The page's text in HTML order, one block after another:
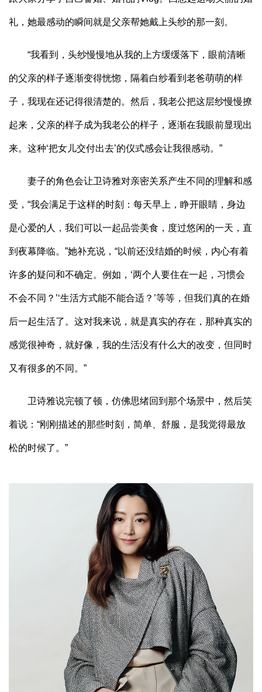
礼，她最感动的瞬间就是父亲帮她戴上头纱的那一刻。
“我看到，头纱慢慢地从我的上方缓缓落下，眼前清晰
的父亲的样子逐渐变得恍惚，隔着白纱看到老爸萌萌的样
子，我现在还记得很清楚的。然后，我老公把这层纱慢慢撩
起来，父亲的样子成为我老公的样子，逐渐在我眼前显现出
来。这种‘把女儿交付出去’的仪式感会让我很感动。”
妻子的角色会让卫诗雅对亲密关系产生不同的理解和感
受，“我会满足于这样的时刻：每天早上，睁开眼睛，身边
是心爱的人，我们可以一起品尝美食，度过悠闲的一天，直
到夜幕降临。”她补充说，“以前还没结婚的时候，内心有着
许多的疑问和不确定。例如，‘两个人要住在一起，习惯会
不会不同？’‘生活方式能不能合适？’等等，但我们真的在婚
后一起生活了。这对我来说，就是真实的存在，那种真实的
感觉很神奇，就好像，我的生活没有什么大的改变，但同时
又有很多的不同。”
卫诗雅说完顿了顿，仿佛思绪回到那个场景中，然后笑
着说：“刚刚描述的那些时刻，简单、舒服，是我觉得最放
松的时候了。”